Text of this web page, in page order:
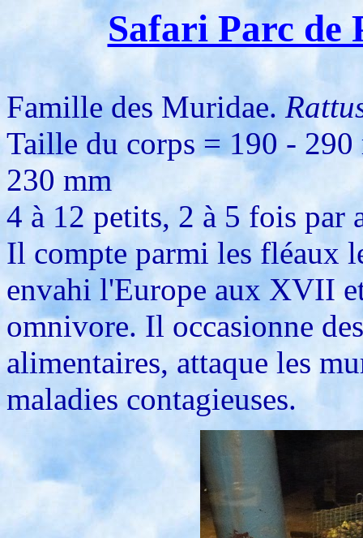
Safari Parc de
Famille des Muridae.
Taille du corps = 190 -
230 mm
4 à 12 petits, 2 à 5 fois par
Il compte parmi les fléaux
envahi l'Europe aux XVII
omnivore. Il occasionne
alimentaires, attaque les
maladies contagieuses.